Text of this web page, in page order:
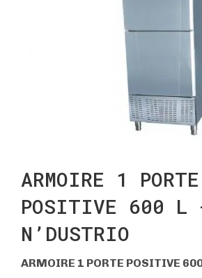
ARMOIRE 1 PORTE
POSITIVE 600 L
N’DUSTRIO
ARMOIRE 1 PORTE POSITIVE